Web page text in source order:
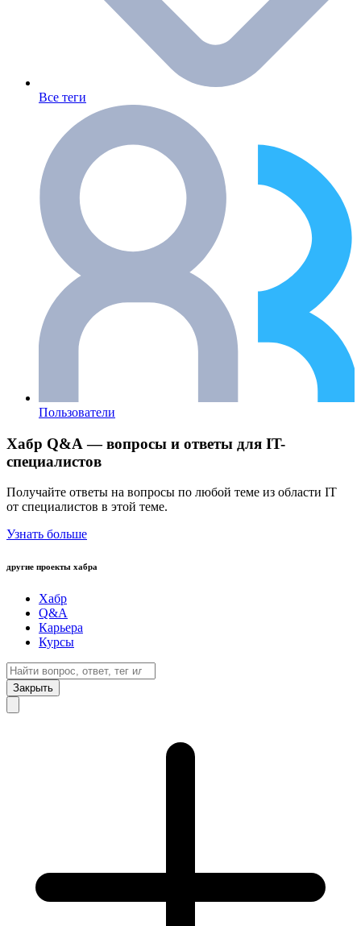
Все теги
Пользователи
Хабр Q&A — вопросы и ответы для IT-
специалистов
Получайте ответы на вопросы по любой теме из области IT
от специалистов в этой теме.
Узнать больше
другие проекты хабра
Хабр
Q&A
Карьера
Курсы
Закрыть